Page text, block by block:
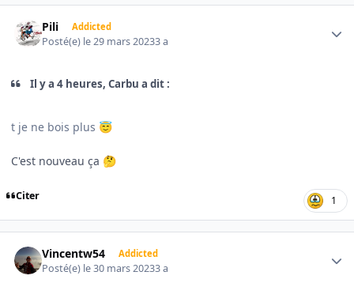
Pili Addicted
Posté(e) le 29 mars 20233 a
Il y a 4 heures, Carbu a dit :
t je ne bois plus 😇
C'est nouveau ça 🤔
Citer 1
Vincentw54 Addicted
Posté(e) le 30 mars 20233 a